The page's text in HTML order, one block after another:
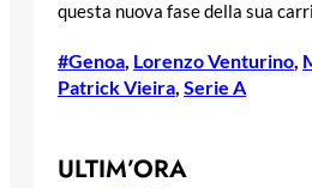
questa nuova fase della sua
#Genoa Lorenzo Venturino
Patrick Vieira Serie A
ULTIM’ORA